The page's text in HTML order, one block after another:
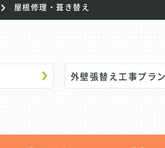
屋根修理・葺き替え
外壁張替え工事プラン